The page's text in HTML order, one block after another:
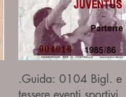
Quick View
.Guida: 0104 Bigl. e